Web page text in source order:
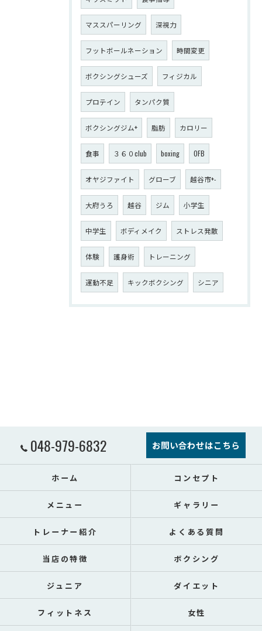
マススパーリング 深視力
フットボールネーション 時間変更
ボクシングシューズ フィジカル
プロテイン タンパク質
ボクシングジム+ 脂肪 カロリー
食事 ３６０club boxing OFB
オヤジファイト グローブ 越谷市+-
大府うろ 越谷 ジム 小学生
中学生 ボディメイク ストレス発散
体験 護身術 トレーニング
運動不足 キックボクシング シニア
048-979-6832 お問い合わせはこちら
ホーム コンセプト
メニュー ギャラリー
トレーナー紹介 よくある質問
当店の特徴 ボクシング
ジュニア ダイエット
フィットネス 女性